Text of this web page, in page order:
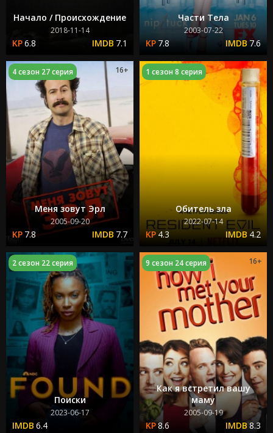
Начало / Происхождение
2018-11-14
6.8 7.1
Части Тела
2003-07-22
7.8 7.6
Меня зовут Эрл
2005-09-20
7.8 7.7
4 сезон 27 серия 16+
Обитель зла
2022-07-14
4.3 4.2
1 сезон 8 серия
Поиски
2023-06-17
6.4
2 сезон 22 серия
Как я встретил вашу
маму
2005-09-19
8.6 8.3
9 сезон 24 серия 16+